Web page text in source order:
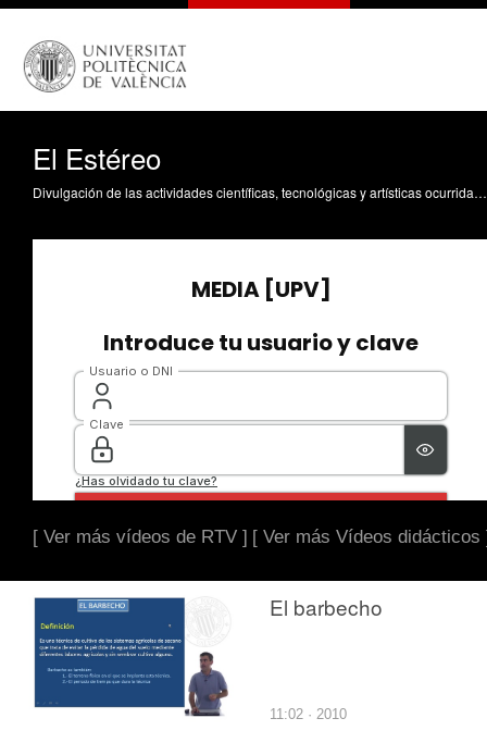
El Estéreo
Divulgación de las actividades científicas, tecnológicas y artísticas ocurridas en los tres campus de la UPV
[ Ver más vídeos de RTV ] [ Ver más Vídeos didácticos
El barbecho
11:02 · 2010